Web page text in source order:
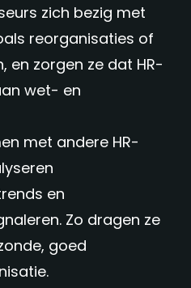
zich bezig met
reorganisaties of
en zorgen ze dat HR-
wet- en
met andere HR-
en
Zo dragen ze
goed